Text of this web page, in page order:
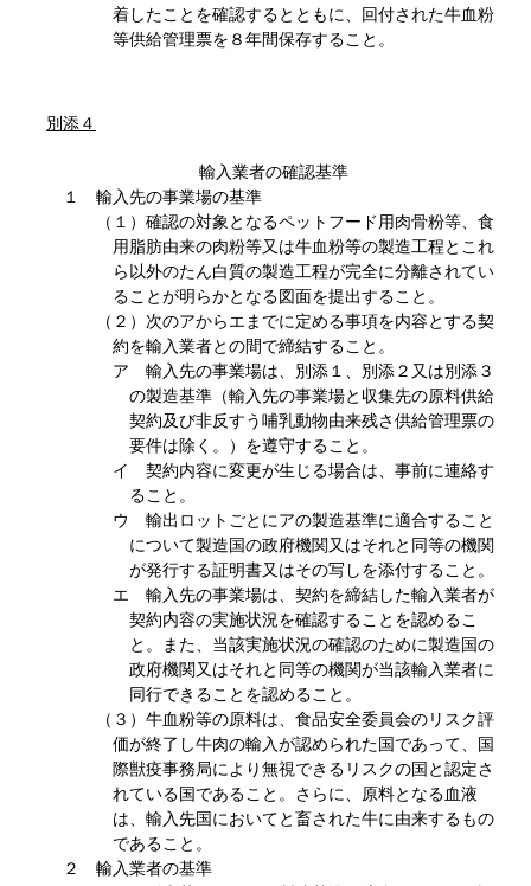
着したことを確認するとともに、回付された牛血粉
等供給管理票を８年間保存すること。
別添４
輸入業者の確認基準
１ 輸入先の事業場の基準
（１）確認の対象となるペットフード用肉骨粉等、食
用脂肪由来の肉粉等又は牛血粉等の製造工程とこれ
ら以外のたん白質の製造工程が完全に分離されてい
ることが明らかとなる図面を提出すること。
（２）次のアからエまでに定める事項を内容とする契
約を輸入業者との間で締結すること。
ア 輸入先の事業場は、別添１、別添２又は別添３
の製造基準（輸入先の事業場と収集先の原料供給
契約及び非反すう哺乳動物由来残さ供給管理票の
要件は除く。）を遵守すること。
イ 契約内容に変更が生じる場合は、事前に連絡す
ること。
ウ 輸出ロットごとにアの製造基準に適合すること
について製造国の政府機関又はそれと同等の機関
が発行する証明書又はその写しを添付すること。
エ 輸入先の事業場は、契約を締結した輸入業者が
契約内容の実施状況を確認することを認めるこ
と。また、当該実施状況の確認のために製造国の
政府機関又はそれと同等の機関が当該輸入業者に
同行できることを認めること。
（３）牛血粉等の原料は、食品安全委員会のリスク評
価が終了し牛肉の輸入が認められた国であって、国
際獣疫事務局により無視できるリスクの国と認定さ
れている国であること。さらに、原料となる血液
は、輸入先国においてと畜された牛に由来するもの
であること。
２ 輸入業者の基準